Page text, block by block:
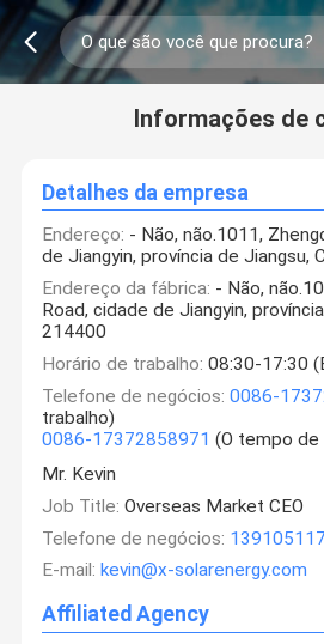
Informações de
Detalhes da empresa
Endereço: - Não, não.1011,
de Jiangyin, província de Jiangsu,
Endereço da fábrica: - Não,
Road, cidade de Jiangyin,
214400
Horário de trabalho: 08:30-17:30
Telefone de negócios: 0086-
trabalho)
0086-17372858971 (O tempo de
Mr. Kevin
Job Title: Overseas Market CEO
Telefone de negócios:
E-mail: kevin@x-solarenergy.com
Affiliated Agency